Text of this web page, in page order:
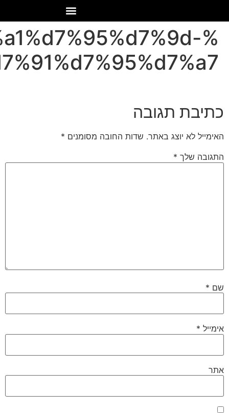
כתיבת תגובה
האימייל לא יוצג באתר. שדות החובה מסומנים *
התגובה שלך *
שם *
אימייל *
אתר